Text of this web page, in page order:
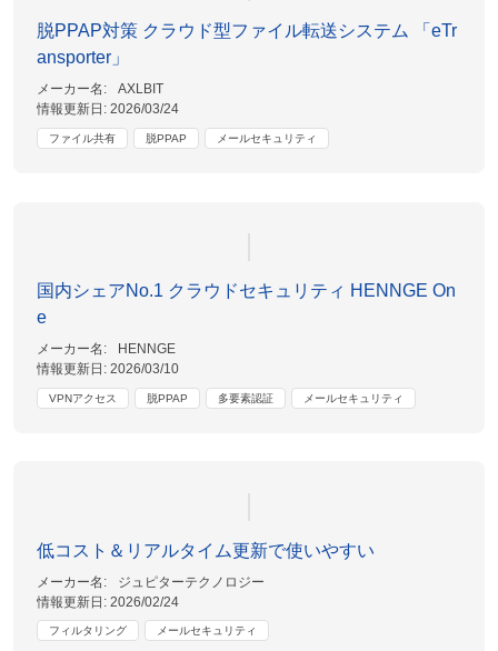
脱PPAP対策 クラウド型ファイル転送システム 「eTr
ansporter」
メーカー名:
AXLBIT
情報更新日:2026/03/24
ファイル共有 脱PPAP メールセキュリティ
国内シェアNo.1 クラウドセキュリティ HENNGE On
e
メーカー名:
HENNGE
情報更新日:2026/03/10
VPNアクセス 脱PPAP 多要素認証 メールセキュリティ
低コスト＆リアルタイム更新で使いやすい
メーカー名:
ジュピターテクノロジー
情報更新日:2026/02/24
フィルタリング メールセキュリティ